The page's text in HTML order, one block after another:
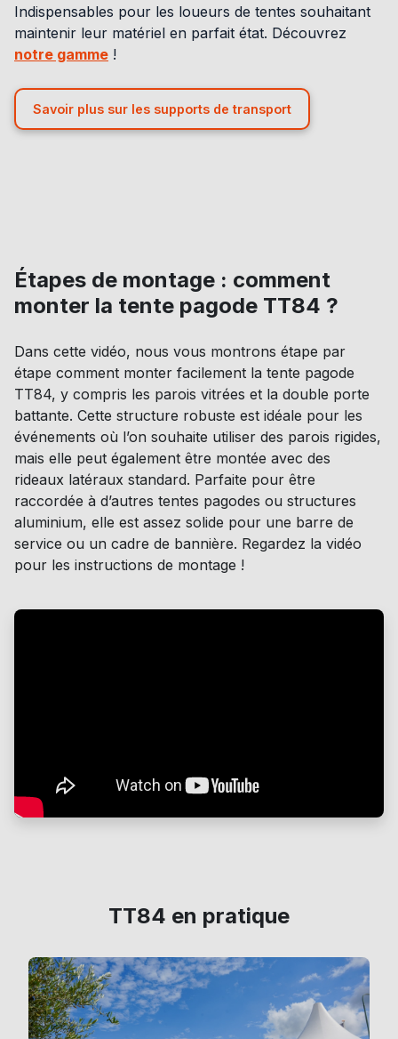
Indispensables pour les loueurs de tentes souhaitant
maintenir leur matériel en parfait état. Découvrez
notre gamme !
Savoir plus sur les supports de transport
Étapes de montage : comment
monter la tente pagode TT84 ?
Dans cette vidéo, nous vous montrons étape par
étape comment monter facilement la tente pagode
TT84, y compris les parois vitrées et la double porte
battante. Cette structure robuste est idéale pour les
événements où l’on souhaite utiliser des parois rigides,
mais elle peut également être montée avec des
rideaux latéraux standard. Parfaite pour être
raccordée à d’autres tentes pagodes ou structures
aluminium, elle est assez solide pour une barre de
service ou un cadre de bannière. Regardez la vidéo
pour les instructions de montage !
TT84 en pratique